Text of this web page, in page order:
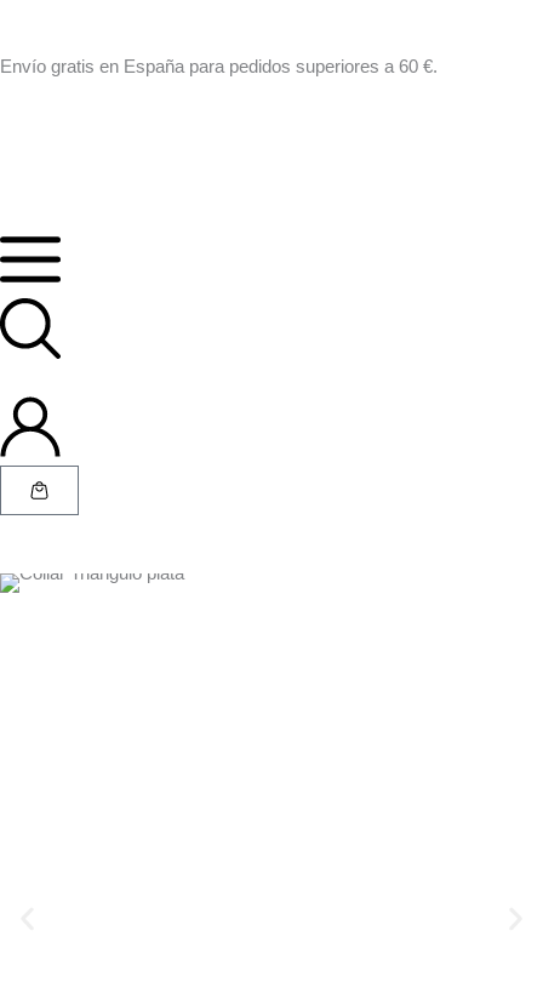
contenido
Envío gratis en España para pedidos superiores a 60 €.
Cart